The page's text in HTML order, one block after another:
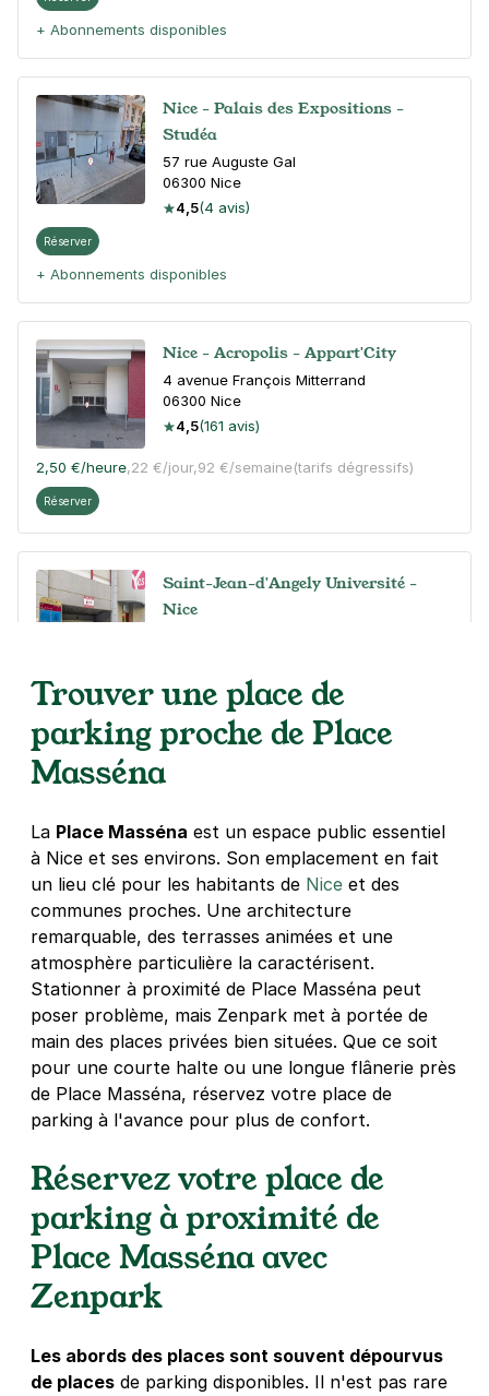
+ Abonnements disponibles
Nice - Palais des Expositions -
Studéa
57 rue Auguste Gal
06300 Nice
4,5(4 avis)
Réserver
+ Abonnements disponibles
Nice - Acropolis - Appart'City
4 avenue François Mitterrand
06300 Nice
4,5(161 avis)
2,50 €/heure,22 €/jour,92 €/semaine(tarifs dégressifs)
Réserver
Saint-Jean-d'Angely Université -
Nice
(42 avis)
(tarifs dégressifs)
Réserver
+ Abonnements disponibles
Parc d'Estienne d'Orves - Baumettes
- Nice
9 rue du Chalet des Roses
06000Nice
4,6(35 avis)
Réserver
+ Abonnements disponibles
Saint-Roch - boulevard Virgil Barel -
Nice
06300Nice
23 €/jour,93 €/semaine(tarifs dégressifs)
Réserver
+ Abonnements disponibles
Trouver une place de
parking proche de Place
Masséna
La Place Masséna est un espace public essentiel
à Nice et ses environs. Son emplacement en fait
un lieu clé pour les habitants de Nice et des
communes proches. Une architecture
remarquable, des terrasses animées et une
atmosphère particulière la caractérisent.
Stationner à proximité de Place Masséna peut
poser problème, mais Zenpark met à portée de
main des places privées bien situées. Que ce soit
pour une courte halte ou une longue flânerie près
de Place Masséna, réservez votre place de
parking à l'avance pour plus de confort.
Réservez votre place de
parking à proximité de
Place Masséna avec
Zenpark
Les abords des places sont souvent dépourvus
de places de parking disponibles. Il n'est pas rare